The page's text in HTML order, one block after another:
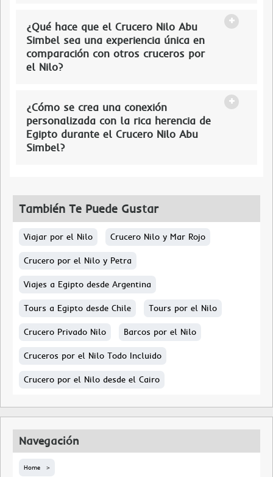
¿Qué hace que el Crucero Nilo Abu
Simbel sea una experiencia única en
comparación con otros cruceros por
el Nilo?
¿Cómo se crea una conexión
personalizada con la rica herencia de
Egipto durante el Crucero Nilo Abu
Simbel?
También Te Puede Gustar
Viajar por el Nilo Crucero Nilo y Mar Rojo
Crucero por el Nilo y Petra
Viajes a Egipto desde Argentina
Tours a Egipto desde Chile Tours por el Nilo
Crucero Privado Nilo Barcos por el Nilo
Cruceros por el Nilo Todo Incluido
Crucero por el Nilo desde el Cairo
Navegación
Home